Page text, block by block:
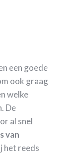
een goede
ook graag
welke
De
al snel
van
het reeds